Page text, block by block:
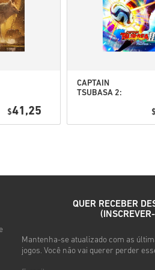
$41,25
CAPTAIN
TSUBASA 2:
(STEAM) EU
$
QUER RECEBER
Mantenha-se atualizado com as
jogos. Você não vai querer perder